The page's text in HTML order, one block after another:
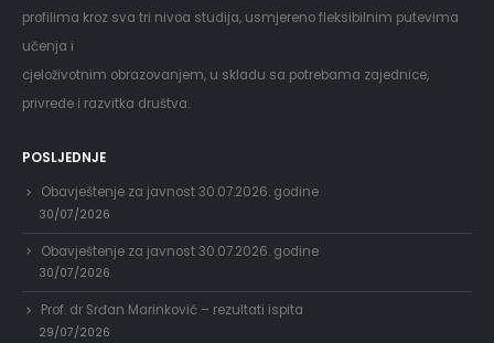
profilima kroz sva tri nivoa studija, usmjereno fleksibilnim putevima
učenja i
cjeloživotnim obrazovanjem, u skladu sa potrebama zajednice,
privrede i razvitka društva.
POSLJEDNJE
Obavještenje za javnost 30.07.2026. godine
30/07/2026
Obavještenje za javnost 30.07.2026. godine
30/07/2026
Prof. dr Srđan Marinković – rezultati ispita
29/07/2026